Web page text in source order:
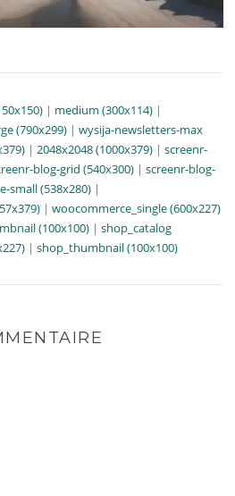
| medium (300x114) |
(790x299) |wysija-newsletters-max
|2048x2048 (1000x379) |screenr-
blog-grid (540x300) |screenr-blog-
small (538x280) |
|woocommerce_single (600x227)
(100x100) |shop_catalog
|shop_thumbnail (100x100)